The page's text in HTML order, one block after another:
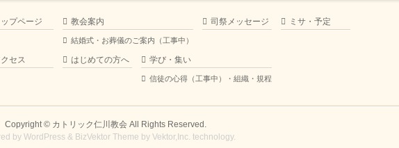
ップページ 教会案内
結婚式・お葬儀のご案内（工事中）
司祭メッセージ ミサ・予定
セス はじめての方へ 学び・集い
信徒の心得（工事中）・組織・規程
Copyright © カトリック仁川教会 All Rights Reserved.
by WordPress & BizVektor Theme by Vektor,Inc. technology.